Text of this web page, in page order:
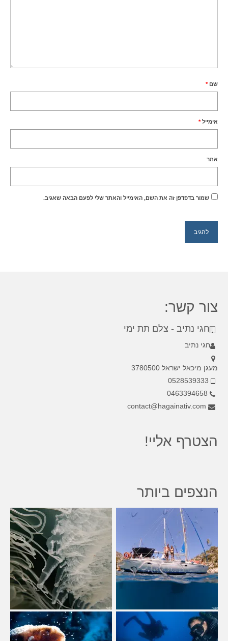
שם*
אימייל*
אתר
שמור בדפדפן זה את השם, האימייל והאתר שלי לפעם הבאה שאגיב.
צור קשר:
חגי נתיב - צלם תת ימי
חגי נתיב
מעגן מיכאל ישראל 3780500
הצטרף אליי!
הנצפים ביותר